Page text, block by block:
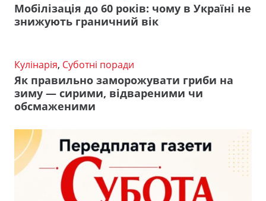
Мобілізація до 60 років: чому в Україні не
знижують граничний вік
Кулінарія, Суботні поради
Як правильно заморожувати гриби на
зиму — сирими, відвареними чи
обсмаженими